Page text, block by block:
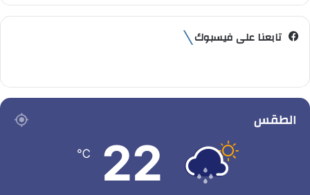
تابعنا على فيسبوك
الطقس
22
℃